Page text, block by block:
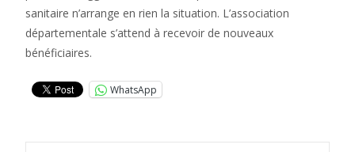
sanitaire n’arrange en rien la situation. L’association
départementale s’attend à recevoir de nouveaux
bénéficiaires.
WhatsApp